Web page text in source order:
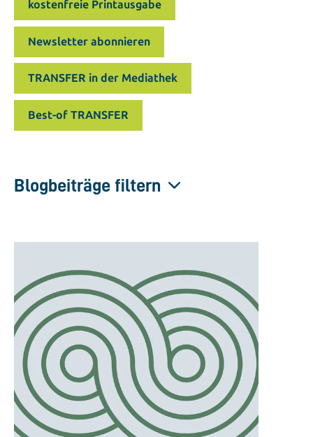
kostenfreie Printausgabe
Newsletter abonnieren
TRANSFER in der Mediathek
Best-of TRANSFER
Blogbeiträge filtern